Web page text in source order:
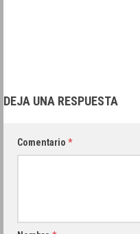
DEJA UNA RESPUESTA
Comentario *